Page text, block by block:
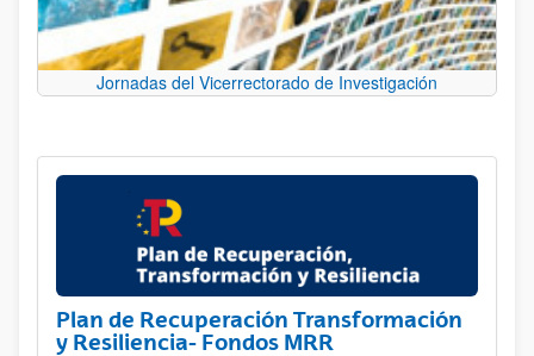
Jornadas del Vicerrectorado de Investigación
Plan de Recuperación Transformación
y Resiliencia- Fondos MRR